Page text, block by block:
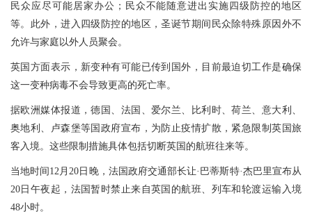
民众应尽可能居家办公；民众不能随意进出实施四级防控的地区
等。此外，进入四级防控的地区，圣诞节期间民众除特殊原因外不
允许与家庭以外人员聚会。
英国方面表示，新变种有可能已传到国外，目前最迫切工作是确保
这一变种病毒不会导致更高的死亡率。
据欧洲媒体报道，德国、法国、爱尔兰、比利时、荷兰、意大利、
奥地利、卢森堡等国政府宣布，为防止疫情扩散，紧急限制英国旅
客入境。这些限制措施具体包括切断英国的航班往来等。
当地时间12月20日晚，法国政府交通部长让·巴蒂斯特·杰巴里宣布从
20日午夜起，法国暂时禁止来自英国的航班、列车和轮渡运输入境
48小时。